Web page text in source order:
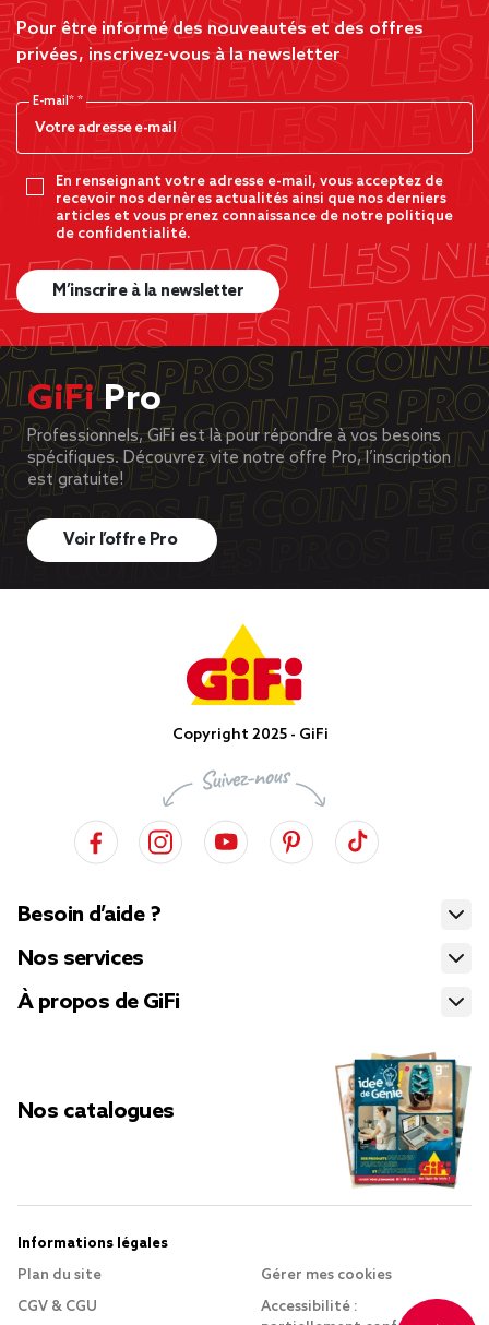
Pour être informé des nouveautés et des offres
privées, inscrivez-vous à la newsletter
E-mail*
En renseignant votre adresse e-mail, vous acceptez de
recevoir nos dernères actualités ainsi que nos derniers
articles et vous prenez connaissance de notre politique
de confidentialité.
M’inscrire à la newsletter
GiFiPro
Professionnels, GiFi est là pour répondre à vos besoins
spécifiques. Découvrez vite notre offre Pro, l’inscription
est gratuite!
Voir l’offre Pro
Copyright 2025 - GiFi
Besoin d’aide ?
Nos services
À propos de GiFi
Nos catalogues
Informations légales
Plan du site
CGV & CGU
Gérer mes cookies
Accessibilité :